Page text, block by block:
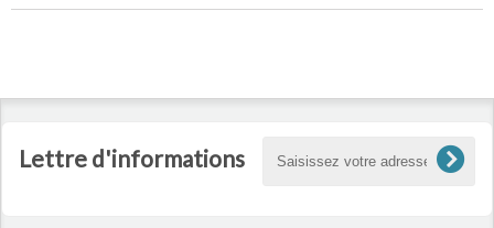
Lettre d'informations